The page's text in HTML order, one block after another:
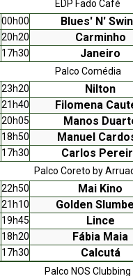
Palco NOS Clubbing
EDP Fado Café
00h00 Blues' N'
20h20 Carminho
17h30 Janeiro
Palco Comédia
23h20 Nilton
21h40 Filomena
20h05 Manos
18h50 Manuel
17h30 Carlos
Palco Coreto by
22h50 Mai Kino
21h10 Golden
19h45 Lince
18h20 Fábia Maia
17h30 Calcutá